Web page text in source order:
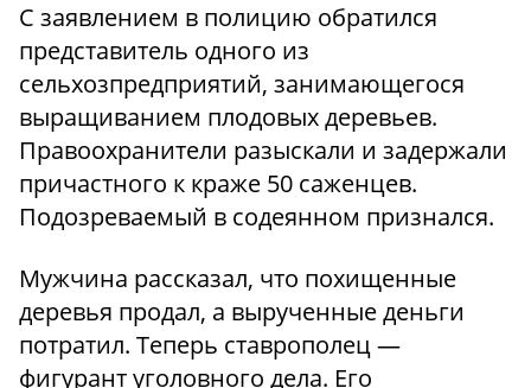
С заявлением в полицию обратился
представитель одного из
сельхозпредприятий, занимающегося
выращиванием плодовых деревьев.
Правоохранители разыскали и задержали
причастного к краже 50 саженцев.
Подозреваемый в содеянном признался.
Мужчина рассказал, что похищенные
деревья продал, а вырученные деньги
потратил. Теперь ставрополец —
фигурант уголовного дела. Его